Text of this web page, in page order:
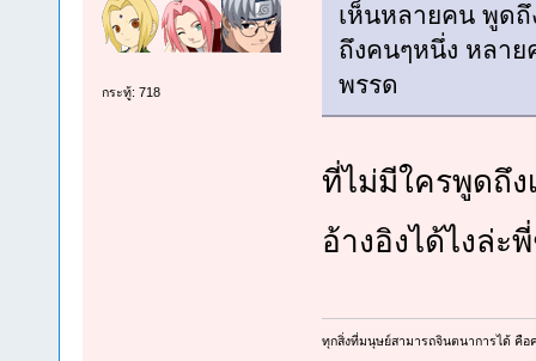
กระทู้: 718
เห็นหลายคน พูดถึ
ถึงคนๆหนึ่ง หลา
พรรด
ที่ไม่มีใครพูดถึง
อ้างอิงได้ไงล่
ทุกสิ่งที่มนุษย์สามารถจินตนาการได้ คื